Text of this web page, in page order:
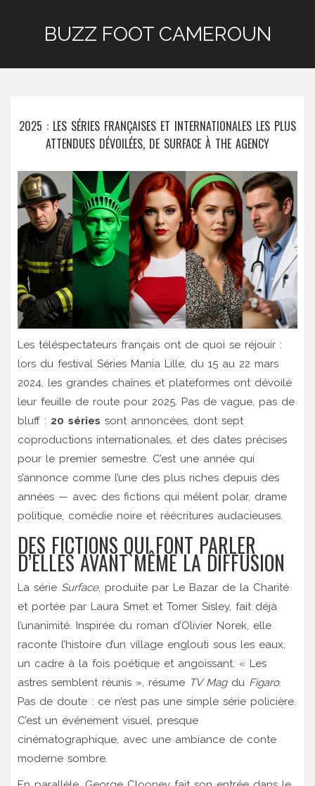
BUZZ FOOT CAMEROUN
2025 : LES SÉRIES FRANÇAISES ET INTERNATIONALES LES PLUS
ATTENDUES DÉVOILÉES, DE SURFACE À THE AGENCY
Les téléspectateurs français ont de quoi se réjouir :
lors du festival Séries Mania Lille, du 15 au 22 mars
2024, les grandes chaînes et plateformes ont dévoilé
leur feuille de route pour 2025. Pas de vague, pas de
bluff : 20 séries sont annoncées, dont sept
coproductions internationales, et des dates précises
pour le premier semestre. C’est une année qui
s’annonce comme l’une des plus riches depuis des
années — avec des fictions qui mêlent polar, drame
politique, comédie noire et réécritures audacieuses.
DES FICTIONS QUI FONT PARLER
D’ELLES AVANT MÊME LA DIFFUSION
La série Surface, produite par Le Bazar de la Charité
et portée par Laura Smetet Tomer Sisley, fait déjà
l’unanimité. Inspirée du roman d’Olivier Norek, elle
raconte l’histoire d’un village englouti sous les eaux,
un cadre à la fois poétique et angoissant. « Les
astres semblent réunis », résume TV Magdu Figaro.
Pas de doute : ce n’est pas une simple série policière.
C’est un événement visuel, presque
cinématographique, avec une ambiance de conte
moderne sombre.